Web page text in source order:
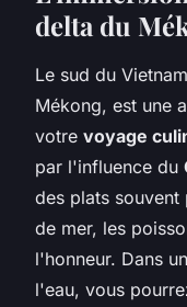
delta du
Le sud du
Mékong, est une
votre voyage
par l'influence du
des plats
de mer, les
l'honneur. Dans
l'eau, vous